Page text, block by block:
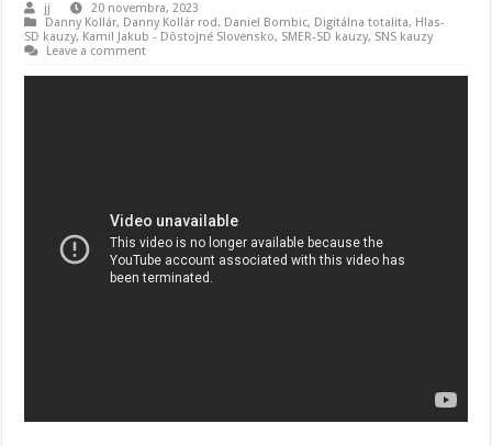
jj
20 novembra, 2023
Danny Kollár, Danny Kollár rod. Daniel Bombic, Digitálna totalita, Hlas-
SD kauzy, Kamil Jakub - Dôstojné Slovensko, SMER-SD kauzy, SNS kauzy
Leave a comment